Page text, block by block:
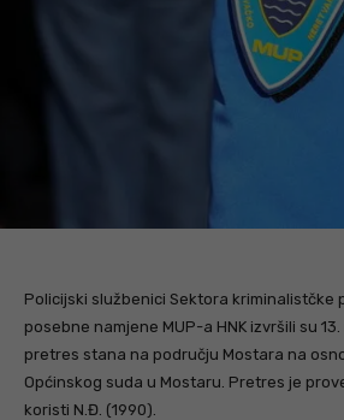
Policijski službenici Sektora kriminalistčke
posebne namjene MUP-a HNK izvršili su
pretres stana na području Mostara na
Općinskog suda u Mostaru. Pretres je
koristi N.Đ. (1990).